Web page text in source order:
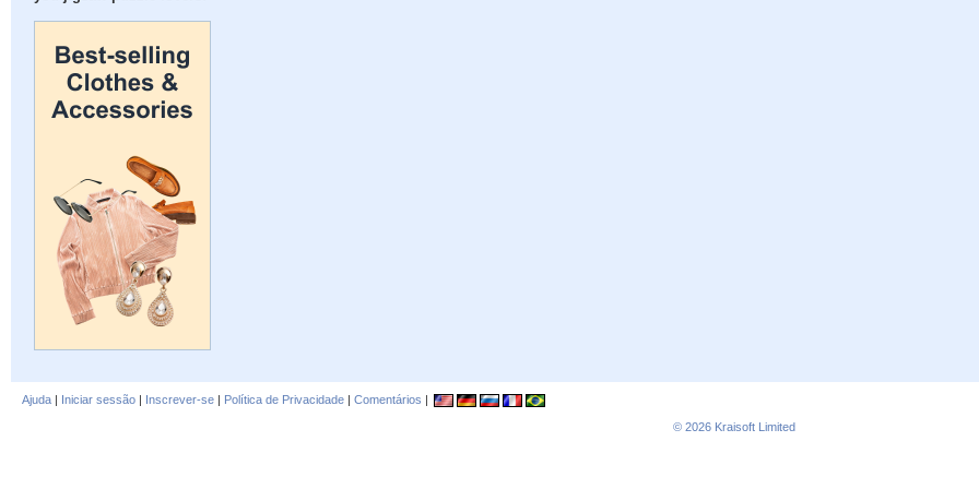
Ajuda | Iniciar sessão | Inscrever-se | Política de Privacidade | Comentários |
© 2026 Kraisoft Limited